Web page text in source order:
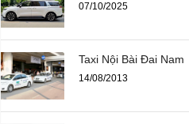
07/10/2025
Taxi Nội Bài Đai Nam
14/08/2013